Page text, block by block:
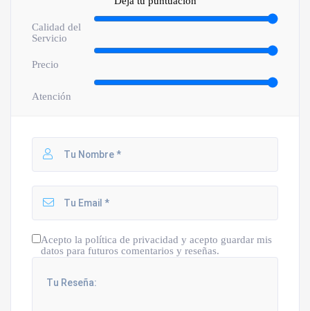
Calidad del
Servicio
Precio
Atención
Acepto la política de privacidad y acepto guardar mis
datos para futuros comentarios y reseñas.